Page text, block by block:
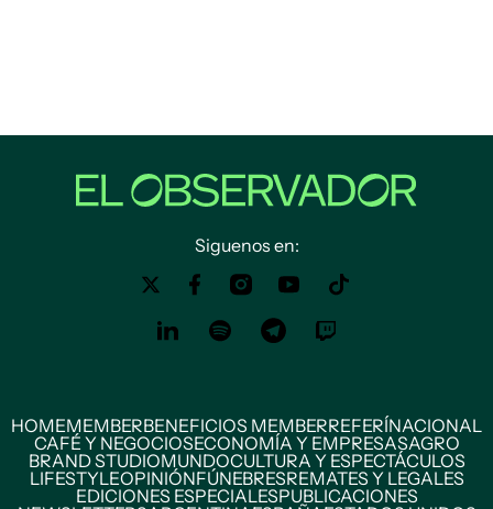
Siguenos en:
HOMEMEMBERBENEFICIOS MEMBERREFERÍNACIONAL
CAFÉ Y NEGOCIOSECONOMÍA Y EMPRESASAGRO
BRAND STUDIOMUNDOCULTURA Y ESPECTÁCULOS
LIFESTYLEOPINIÓNFÚNEBRESREMATES Y LEGALES
EDICIONES ESPECIALESPUBLICACIONES